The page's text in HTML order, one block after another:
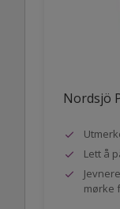
Nordsjö
Lett å
mørke